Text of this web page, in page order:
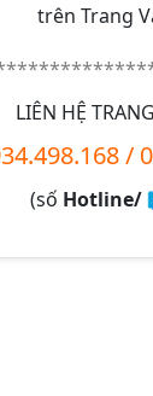
trên Trang
LIÊN HỆ
/
(số Hotline/